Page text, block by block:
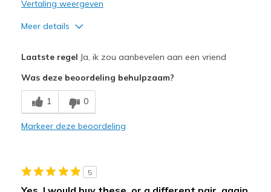
Vertaling weergeven
Meer details
Beste toepassingen
Casual Wear
View On Shoes
I'm Into Shoes
Laatste regel Ja, ik zou aanbevelen aan een vriend
Was deze beoordeling behulpzaam?
1 0
Markeer deze beoordeling
5